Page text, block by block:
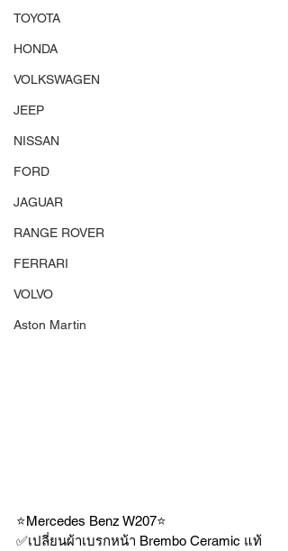
TOYOTA
HONDA
VOLKSWAGEN
JEEP
NISSAN
FORD
JAGUAR
RANGE ROVER
FERRARI
VOLVO
Aston Martin
⭐️Mercedes Benz W207⭐️
✅เปลี่ยนผ้าเบรกหน้า Brembo Ceramic แท้